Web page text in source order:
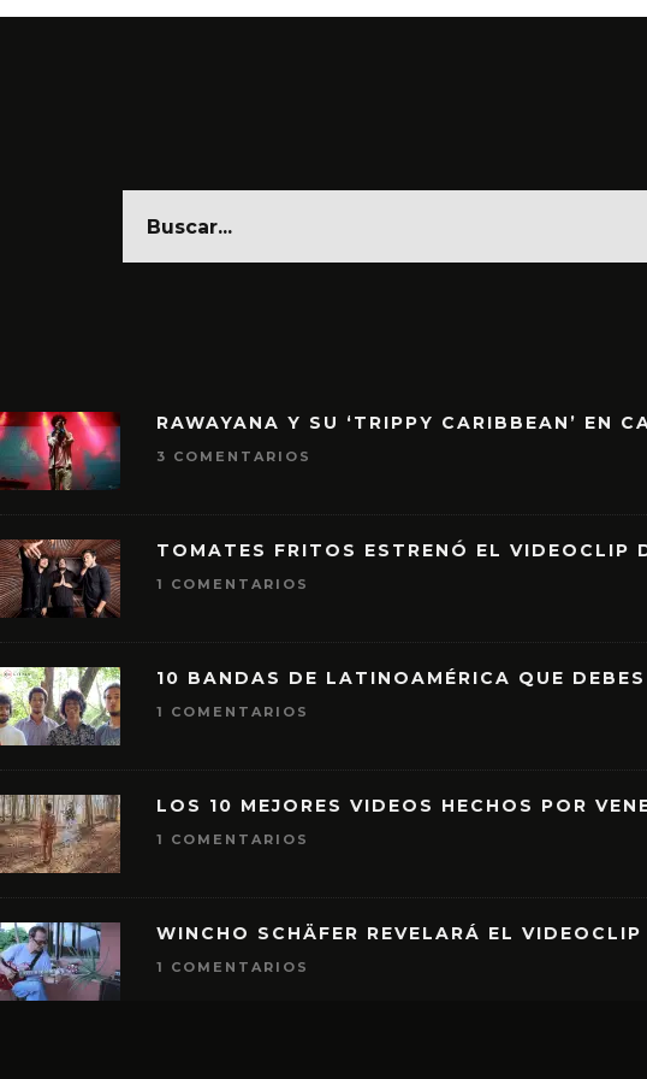
RAWAYANA Y SU ‘TRIPPY CARIBBEAN’ EN
3 COMENTARIOS
TOMATES FRITOS ESTRENÓ EL VIDEOCLIP
1 COMENTARIOS
10 BANDAS DE LATINOAMÉRICA QUE
1 COMENTARIOS
LOS 10 MEJORES VIDEOS HECHOS POR
1 COMENTARIOS
WINCHO SCHÄFER REVELARÁ EL
1 COMENTARIOS